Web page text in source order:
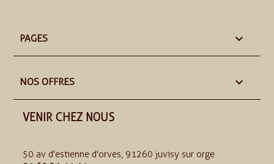
PAGES 
NOS OFFRES 
VENIR CHEZ NOUS
50 av d'estienne d'orves, 91260 juvisy sur orge